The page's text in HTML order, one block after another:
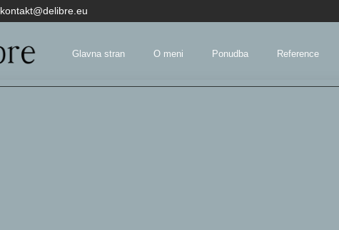
kontakt@delibre.eu
Glavna stran O meni Ponudba Reference